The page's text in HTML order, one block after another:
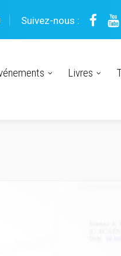
Suivez-nous :
Livres